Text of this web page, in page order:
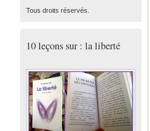
Tous droits réservés.
10 leçons sur : la liberté